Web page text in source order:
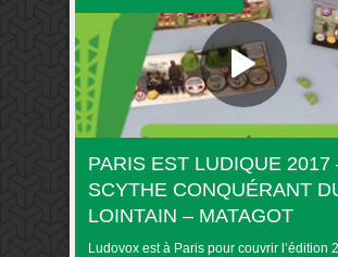
PARIS EST LUDIQUE 2017
SCYTHE CONQUÉRANT
LOINTAIN – MATAGOT
Ludovox est à Paris pour couvrir l’édition